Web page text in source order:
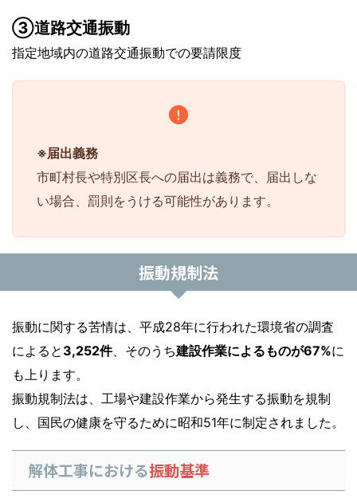
③道路交通振動
指定地域内の道路交通振動での要請限度
※届出義務
市町村長や特別区長への届出は義務で、届出しな
い場合、罰則をうける可能性があります。
振動規制法
振動に関する苦情は、平成28年に行われた環境省の調査
によると 3,252件、そのうち建設作業によるものが67%に
も上ります。
振動規制法は、工場や建設作業から発生する振動を規制
し、国民の健康を守るために昭和51年に制定されました。
解体工事における振動基準